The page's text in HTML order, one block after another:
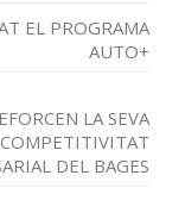
EL PROGRAMA
AUTO+
LA SEVA
COMPETITIVITAT
DEL BAGES